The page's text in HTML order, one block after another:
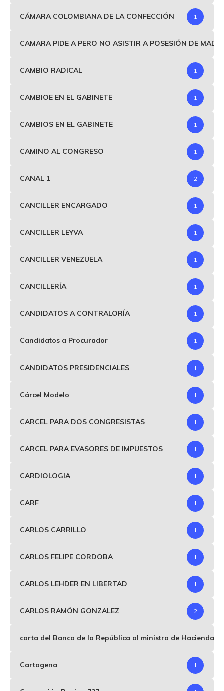
CÁMARA COLOMBIANA DE LA CONFECCIÓN 1
CAMARA PIDE A PERO NO ASISTIR A POSESIÓN DE
CAMBIO RADICAL 1
CAMBIOE EN EL GABINETE 1
CAMBIOS EN EL GABINETE 1
CAMINO AL CONGRESO 1
CANAL 1 2
CANCILLER ENCARGADO 1
CANCILLER LEYVA 1
CANCILLER VENEZUELA 1
CANCILLERÍA 1
CANDIDATOS A CONTRALORÍA 1
Candidatos a Procurador 1
CANDIDATOS PRESIDENCIALES 1
Cárcel Modelo 1
CARCEL PARA DOS CONGRESISTAS 1
CARCEL PARA EVASORES DE IMPUESTOS 1
CARDIOLOGIA 1
CARF 1
CARLOS CARRILLO 1
CARLOS FELIPE CORDOBA 1
CARLOS LEHDER EN LIBERTAD 1
CARLOS RAMÓN GONZALEZ 2
carta del Banco de la República al ministro de Hacienda
Cartagena 1